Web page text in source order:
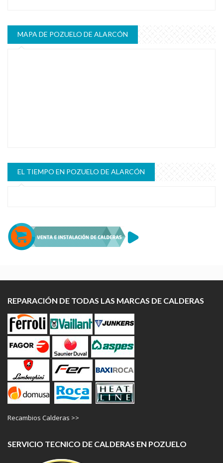
MAPA DE POZUELO DE ALARCÓN
EL TIEMPO EN POZUELO DE ALARCÓN
REPARACIÓN DE TODAS LAS MARCAS DE CALDERAS
Recambios Calderas >>
SERVICIO TECNICO DE CALDERAS EN POZUELO